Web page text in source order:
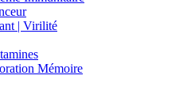
| Virilité
Mémoire